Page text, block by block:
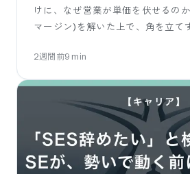
けに、なぜ営業が単価を伏せるの
マージン)を解いた上で、角を立て
めは単価が見えるフリーランスへ
2週間前9 min